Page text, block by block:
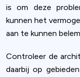
is om deze
kunnen het
aan te kunnen
Controleer de
daarbij op